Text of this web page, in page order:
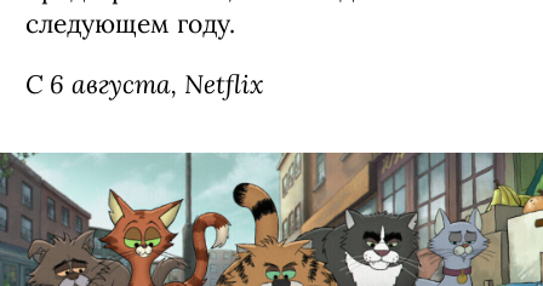
Сериал «Моя жизнь с мальчиками
Уолтер» / My Life with the Walter
Boys, 3 сезон (18+)